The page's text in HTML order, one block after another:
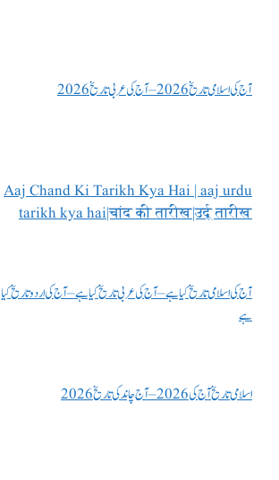
آج کی اسلامی تاریخ 2026 – آج کی عربی تاریخ 2026
Aaj Chand Ki Tarikh Kya Hai | aaj urdu
tarikh kya hai|चांद की तारीख|उर्दू तारीख
آج کی اسلامی تاریخ کیا ہے – آج کی عربی تاریخ کیا ہے – آج کی اردو تاریخ کیا
ہے
اسلامی تاریخ آج کی 2026 – آج چاند کی تاریخ 2026